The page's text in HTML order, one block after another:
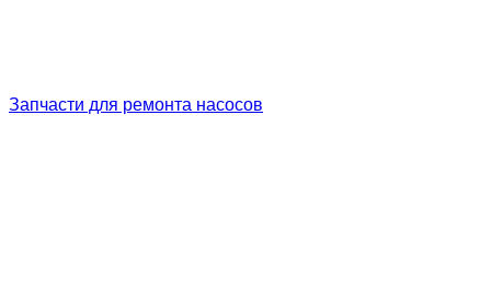
Запчасти для ремонта насосов